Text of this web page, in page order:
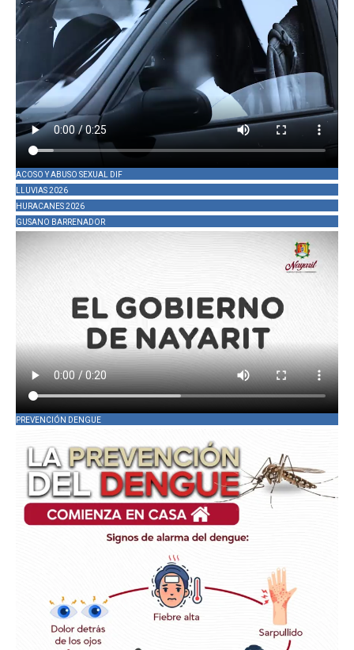
ACOSO Y ABUSO SEXUAL DIF
LLUVIAS 2026
HURACANES 2026
GUSANO BARRENADOR
PREVENCIÓN DENGUE